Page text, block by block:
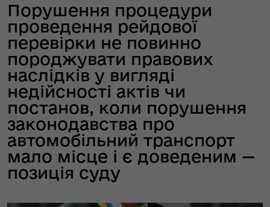
Порушення процедури
проведення рейдової
перевірки не повинно
породжувати правових
наслідків у вигляді
недійсності актів чи
постанов, коли порушення
законодавства про
автомобільний транспорт
мало місце і є доведеним —
позиція суду